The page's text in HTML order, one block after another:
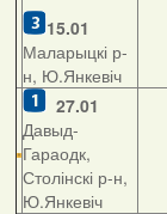
15.01
Маларыцкі р-
н, Ю.Янкевіч
27.01
Давыд-
Гараодк,
Столінскі р-н,
Ю.Янкевіч